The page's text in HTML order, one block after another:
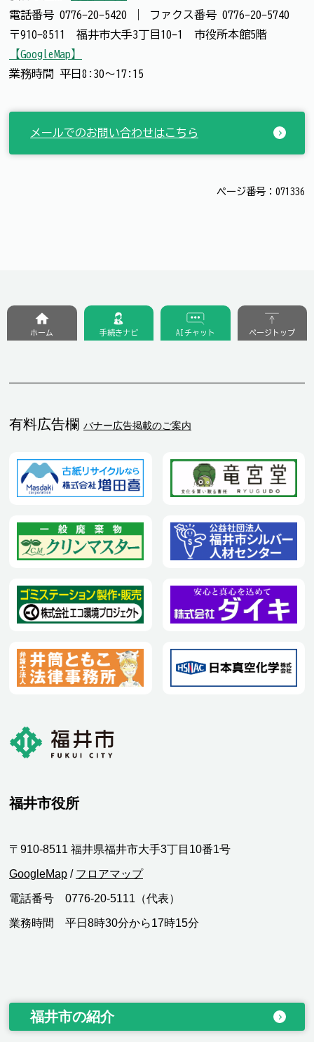
電話番号 0776-20-5420 ファクス番号 0776-20-5740
〒910-8511 福井市大手3丁目10-1 市役所本館5階
【GoogleMap】
業務時間 平日8:30～17:15
メールでのお問い合わせはこちら
ページ番号：071336
有料広告欄 バナー広告掲載のご案内
ホーム 手続きナビ AIチャット ページトップ
福井市役所
〒910-8511 福井県福井市大手3丁目10番1号
GoogleMap / フロアマップ
電話番号 0776-20-5111（代表）
業務時間 平日8時30分から17時15分
福井市の紹介